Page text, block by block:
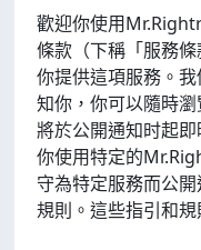
歡迎你使用
條款（下稱「服務
你提供這項服務。
知你，你可以隨時
將於公開通知时起
你使用特定的
守為特定服務而公
規則。這些指引和